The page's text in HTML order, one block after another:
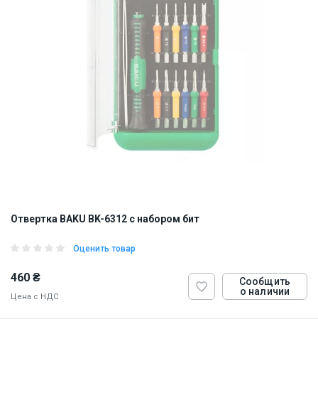
Отвертка BAKU BK-6312 с набором бит
Оценить товар
460 ₴
Цена с НДС
Сообщить
о наличии